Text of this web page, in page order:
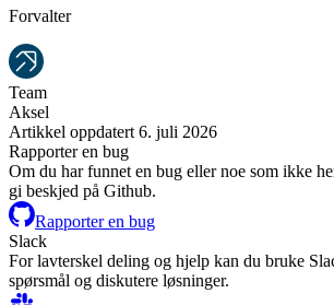
Forvalter
Team
Aksel
Artikkel oppdatert 6. juli 2026
Rapporter en bug
Om du har funnet en bug eller noe som ikke
gi beskjed på Github.
Rapporter en bug
Slack
For lavterskel deling og hjelp kan du bruke
spørsmål og diskutere løsninger.